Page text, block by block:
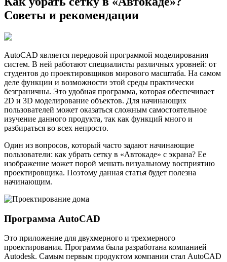
Советы и рекомендации
AutoCAD является передовой программой моделирования
систем. В ней работают специалисты различных уровней: от
студентов до проектировщиков мирового масштаба. На самом
деле функции и возможности этой среды практически
безграничны. Это удобная программа, которая обеспечивает
2D и 3D моделирование объектов. Для начинающих
пользователей может оказаться сложным самостоятельное
изучение данного продукта, так как функций много и
разбираться во всех непросто.
Один из вопросов, который часто задают начинающие
пользователи: как убрать сетку в «Автокаде» с экрана? Ее
изображение может порой мешать визуальному восприятию
проектировщика. Поэтому данная статья будет полезна
начинающим.
Программа AutoCAD
Это приложение для двухмерного и трехмерного
проектирования. Программа была разработана компанией
Autodesk. Самым первым продуктом компании стал AutoCAD